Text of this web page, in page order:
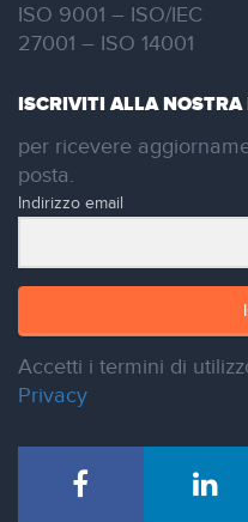
ISO 9001 – ISO/IEC
27001 – ISO 14001
ISCRIVITI ALLA NOSTRA
per ricevere
posta.
Indirizzo email
Accetti i termini di
Privacy